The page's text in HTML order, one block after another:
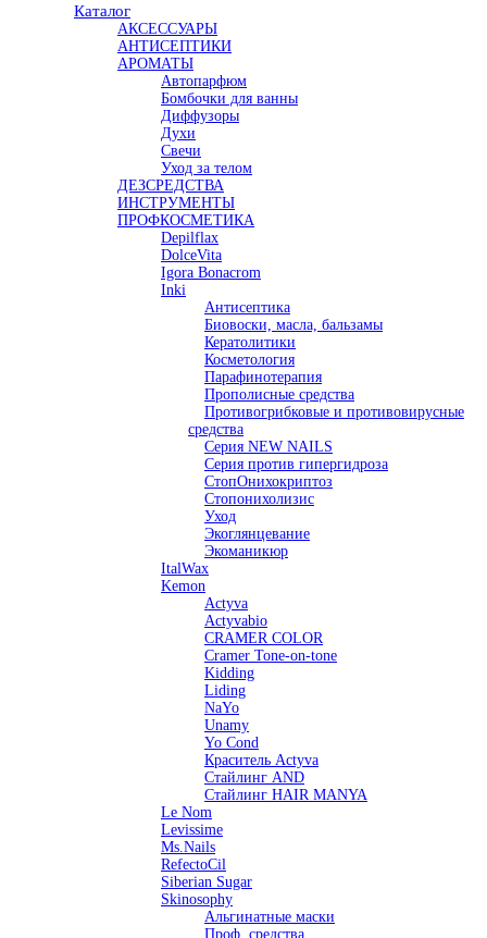
Каталог
АКСЕССУАРЫ
АНТИСЕПТИКИ
АРОМАТЫ
Автопарфюм
Бомбочки для ванны
Диффузоры
Духи
Свечи
Уход за телом
ДЕЗСРЕДСТВА
ИНСТРУМЕНТЫ
ПРОФКОСМЕТИКА
Depilflax
DolceVita
Igora Bonacrom
Inki
Антисептика
Биовоски, масла, бальзамы
Кератолитики
Косметология
Парафинотерапия
Прополисные средства
Противогрибковые и противовирусные
средства
Серия NEW NAILS
Серия против гипергидроза
СтопОнихокриптоз
Стопонихолизис
Уход
Экоглянцевание
Экоманикюр
ItalWax
Kemon
Actyva
Actyvabio
CRAMER COLOR
Cramer Tone-on-tone
Kidding
Liding
NaYo
Unamy
Yo Cond
Краситель Actyva
Стайлинг AND
Стайлинг HAIR MANYA
Le Nom
Levissime
Ms.Nails
RefectoCil
Siberian Sugar
Skinosophy
Альгинатные маски
Проф. средства